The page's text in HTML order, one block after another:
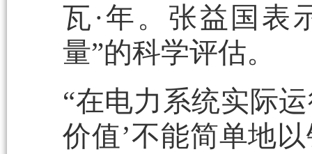
瓦·年。张益国表
量”的科学评估。
“在电力系统实际
价值’不能简单地